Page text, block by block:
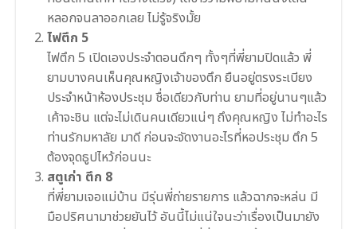
หลอกจนลาออกเลย ไม่รู้จริงมั้ย
ไฟตึก 5
ไฟตึก 5 เปิดเองประจำตอนดึกๆ ทั้งๆที่พี่ยามปิดแล้ว พี่
ยามบางคนเห็นคุณหญิงเจ้าของตึก ยืนอยู่ตรงระเบียง
ประจำหน้าห้องประชุม ชื่อเดียวกับท่าน ยามที่อยู่นานๆแล้ว
เค้าจะชิน แต่จะไม่เดินคนเดียวแน่ๆ ถึงคุณหญิง ไม่ทำอะไร
ท่านรักมหาลัย มาดี ก่อนจะจัดงานอะไรที่หอประชุม ตึก 5
ต้องจุดธูปไหว้ก่อนนะ
สตูเก่า ตึก 8
ที่พี่ยามเจอแม่บ้าน มีรุ่นพี่ถ่ายรายการ แล้วฉากจะหล่น มี
มือปริศนามาช่วยยันไว้ อันนี้ไม่แน่ใจนะว่าเรื่องเป็นมายัง